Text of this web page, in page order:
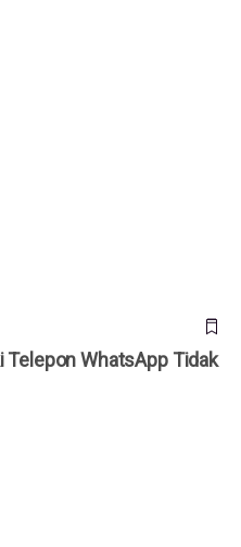
Telepon WhatsApp Tidak